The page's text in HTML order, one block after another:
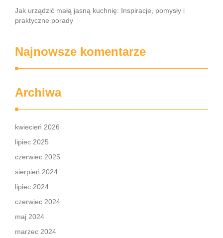
Jak urządzić małą jasną kuchnię: Inspiracje, pomysły i
praktyczne porady
Najnowsze komentarze
Archiwa
kwiecień 2026
lipiec 2025
czerwiec 2025
sierpień 2024
lipiec 2024
czerwiec 2024
maj 2024
marzec 2024